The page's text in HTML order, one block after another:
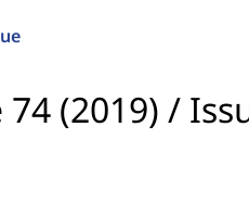
(2019) /